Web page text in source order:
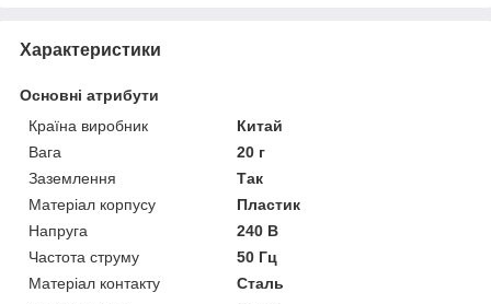
Характеристики
Основні атрибути
Країна виробник
Китай
Вага
20 г
Заземлення
Так
Матеріал корпусу
Пластик
Напруга
240 В
Частота струму
50 Гц
Матеріал контакту
Сталь